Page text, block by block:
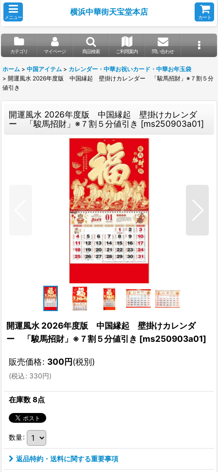
メニュー
横浜中華街天宝堂本店
カート
カテゴリ マイページ 商品検索 ご利用案内 問い合わせ
ホーム > 中国アイテム > カレンダー・中華お祝いカード・中華お年玉袋
> 開運風水 2026年度版 中国縁起 壁掛けカレンダー 「駿馬招財」※７割５分
値引き
開運風水 2026年度版 中国縁起 壁掛けカレンダ
ー 「駿馬招財」※７割５分値引き [ms250903a01]
開運風水 2026年度版 中国縁起 壁掛けカレンダ
ー 「駿馬招財」※７割５分値引き [ms250903a01]
販売価格: 300円(税別)
(税込: 330円)
在庫数 8点
数量:
返品特約・送料に関する重要事項